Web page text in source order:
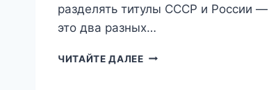
разделять титулы СССР и России —
это два разных…
ЧИТАЙТЕ ДАЛЕЕСКОЛЬКО